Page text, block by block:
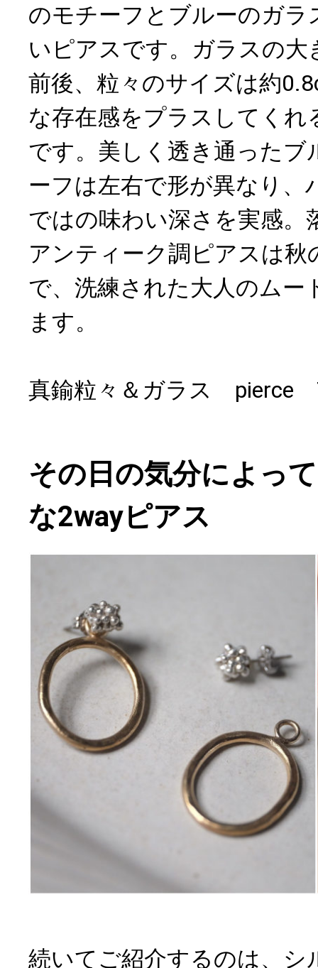
のモチーフとブルーのガラ
いピアスです。ガラスの大
前後、粒々のサイズは約
な存在感をプラスしてくれ
です。美しく透き通ったブ
ーフは左右で形が異なり、
ではの味わい深さを実感。
アンティーク調ピアスは秋
で、洗練された大人のムー
ます。
真鍮粒々＆ガラス pierce
その日の気分によっ
な2wayピアス
続いてご紹介するのは、シ